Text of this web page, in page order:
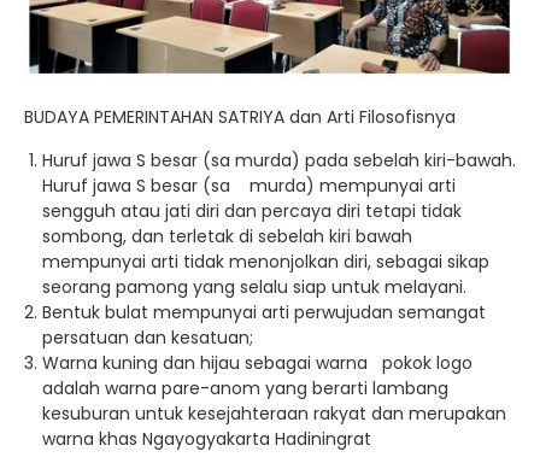
BUDAYA PEMERINTAHAN SATRIYA dan Arti Filosofisnya
Huruf jawa S besar (sa murda) pada sebelah kiri-bawah.
Huruf jawa S besar (sa murda) mempunyai arti
sengguh atau jati diri dan percaya diri tetapi tidak
sombong, dan terletak di sebelah kiri bawah
mempunyai arti tidak menonjolkan diri, sebagai sikap
seorang pamong yang selalu siap untuk melayani.
Bentuk bulat mempunyai arti perwujudan semangat
persatuan dan kesatuan;
Warna kuning dan hijau sebagai warna pokok logo
adalah warna pare-anom yang berarti lambang
kesuburan untuk kesejahteraan rakyat dan merupakan
warna khas Ngayogyakarta Hadiningrat